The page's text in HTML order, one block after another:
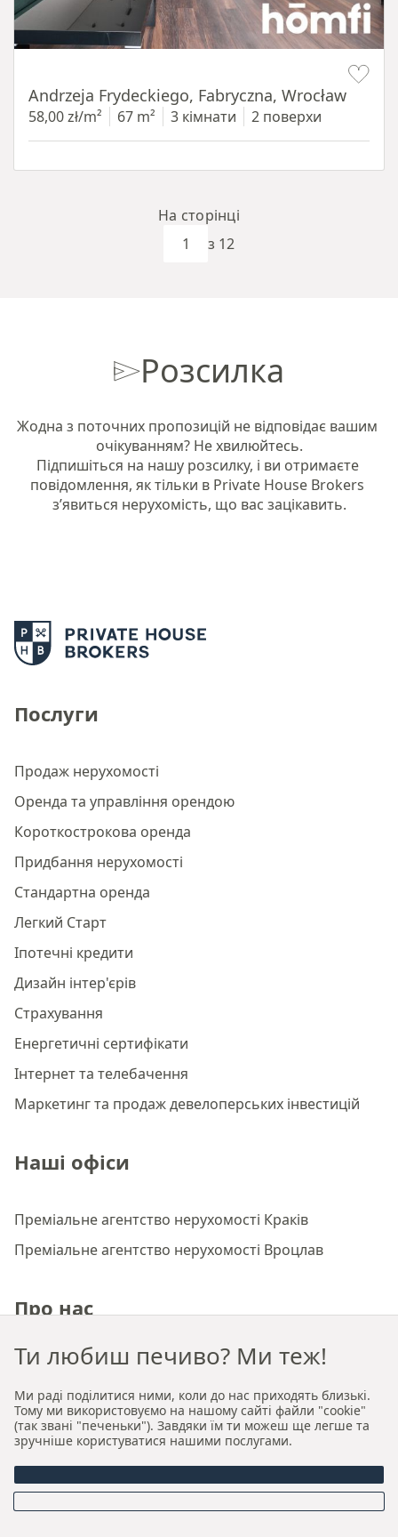
Andrzeja Frydeckiego, Fabryczna, Wrocław
58,00 zł/m² 67 m² 3 кімнати 2 поверхи
з 12
На сторінці
Розсилка
Жодна з поточних пропозицій не відповідає вашим
очікуванням? Не хвилюйтесь.
Підпишіться на нашу розсилку, і ви отримаєте
повідомлення, як тільки в Private House Brokers
з’явиться нерухомість, що вас зацікавить.
Послуги
Продаж нерухомості
Оренда та управління орендою
Короткострокова оренда
Придбання нерухомості
Стандартна оренда
Легкий Старт
Іпотечні кредити
Дизайн інтер'єрів
Страхування
Енергетичні сертифікати
Інтернет та телебачення
Маркетинг та продаж девелоперських інвестицій
Наші офіси
Преміальне агентство нерухомості Краків
Преміальне агентство нерухомості Вроцлав
Про нас
Хто ми
Наша авторська модель продажу та оренди
Керівництво
Можливості
Ти любиш печиво? Ми теж!
Ми раді поділитися ними, коли до нас приходять близькі.
Тому ми використовуємо на нашому сайті файли "cookie"
(так звані "печеньки"). Завдяки їм ти можеш ще легше та
зручніше користуватися нашими послугами.